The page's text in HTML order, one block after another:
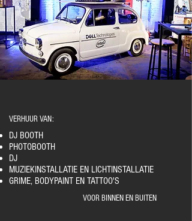
VERHUUR VAN:
DJ BOOTH
PHOTOBOOTH
DJ
MUZIEKINSTALLATIE EN LICHTINSTALLATIE
GRIME, BODYPAINT EN TATTOO'S
VOOR BINNEN EN BUITEN